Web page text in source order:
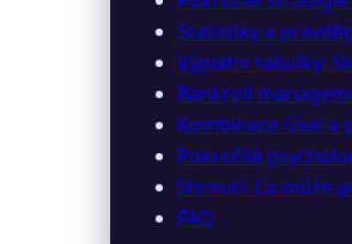
Statistiky a
Výplatní tabulky:
Bankroll
Kombinace čísel a
Pokročilá
Shrnutí: Co může
FAQ